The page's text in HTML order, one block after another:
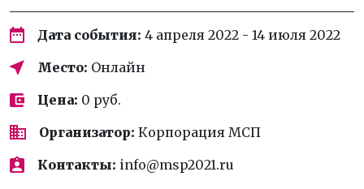
Дата события: 4 апреля 2022 - 14 июля 2022
Место: Онлайн
Цена: 0 руб.
Организатор: Корпорация МСП
Контакты: info@msp2021.ru